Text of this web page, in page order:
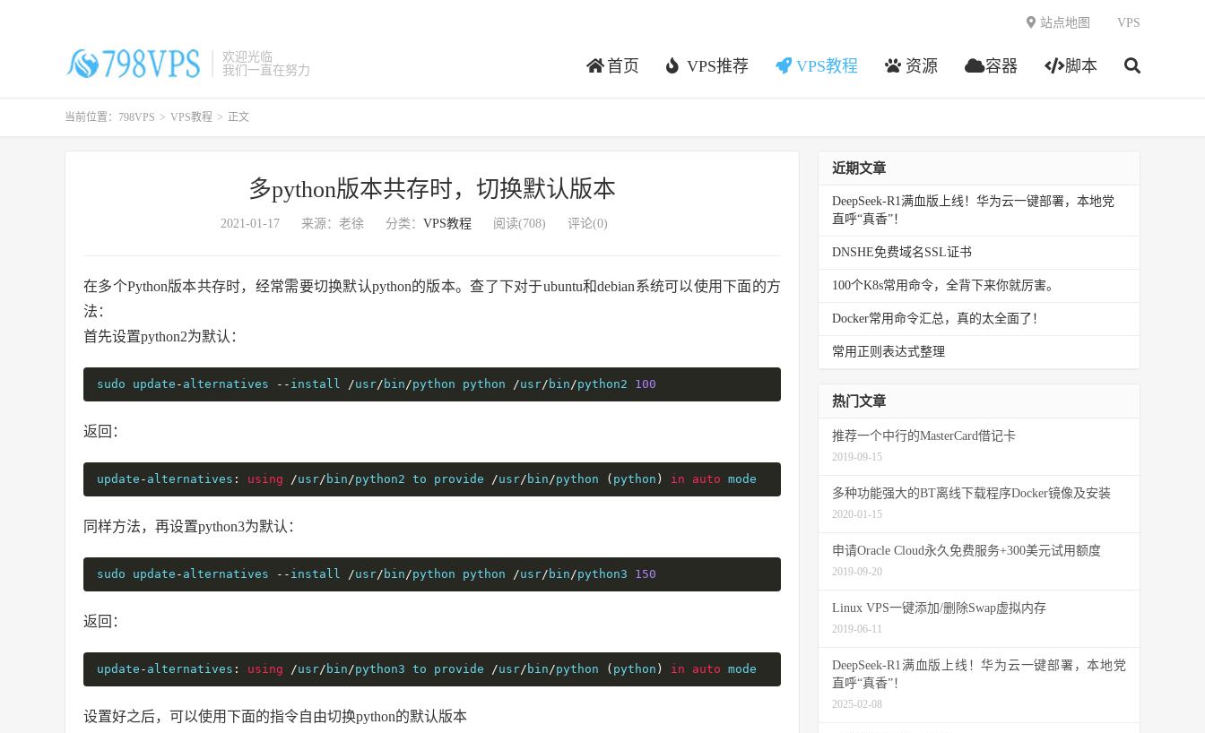
欢迎光临
我们一直在努力
首页 VPS推荐 VPS教程 资源 容器 脚本
站点地图 VPS
当前位置： 798VPS > VPS教程 > 正文
多python版本共存时，切换默认版本
2021-01-17 来源：老徐 分类： VPS教程 阅读(708) 评论(0)
在多个Python版本共存时，经常需要切换默认python的版本。查了下对于ubuntu和debian系统可以使用下面的方
法：
首先设置python2为默认：
sudo update - alternatives -- install /usr/ bin/python python /usr/ bin/python2 100
返回：
update - alternatives : using /usr/ bin/python2 to provide /usr/ bin/python ( python ) in auto mode
同样方法，再设置python3为默认：
sudo update - alternatives -- install /usr/ bin/python python /usr/ bin/python3 150
返回：
update - alternatives : using /usr/ bin/python3 to provide /usr/ bin/python ( python ) in auto mode
设置好之后，可以使用下面的指令自由切换python的默认版本
近期文章
DeepSeek-R1满血版上线！华为云一键部署，本地党
直呼“真香”！
DNSHE免费域名SSL证书
100个K8s常用命令，全背下来你就厉害。
Docker常用命令汇总，真的太全面了！
常用正则表达式整理
热门文章
推荐一个中行的MasterCard借记卡
2019-09-15
多种功能强大的BT离线下载程序Docker镜像及安装
2020-01-15
申请Oracle Cloud永久免费服务+300美元试用额度
2019-09-20
Linux VPS一键添加/删除Swap虚拟内存
2019-06-11
DeepSeek-R1满血版上线！华为云一键部署，本地党
直呼“真香”！
2025-02-08